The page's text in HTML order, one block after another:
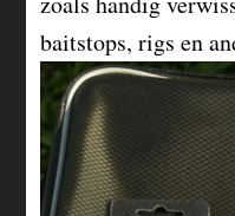
baitstops, rigs en